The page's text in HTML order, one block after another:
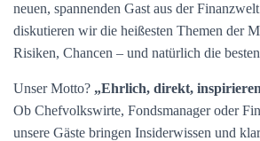
neuen, spannenden Gast aus der
diskutieren wir die heißesten Themen der
Risiken, Chancen – und natürlich die
Unser Motto? „Ehrlich, direkt,
Ob Chefvolkswirte, Fondsmanager oder
unsere Gäste bringen Insiderwissen und